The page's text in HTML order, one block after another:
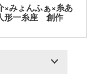
×みょんふぁ×糸あ
形一糸座 創作